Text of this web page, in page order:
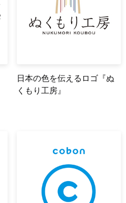
日本の色を伝えるロゴ『ぬ
くもり工房』